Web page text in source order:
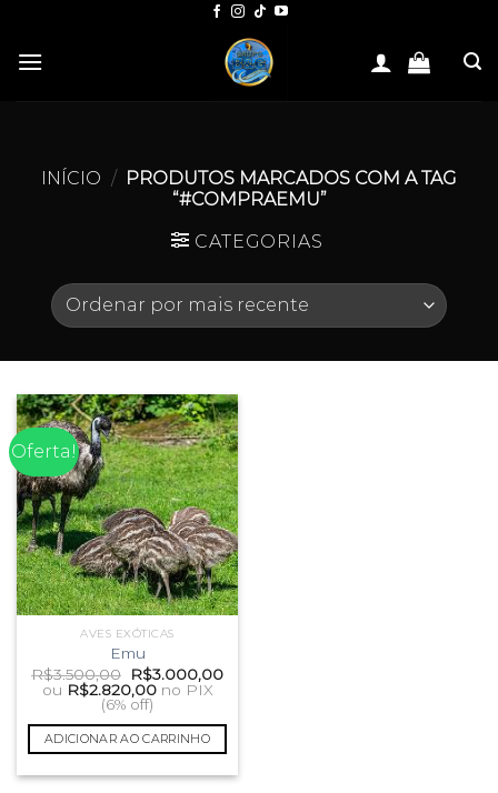
content
INÍCIO / PRODUTOS MARCADOS COM A TAG
“#COMPRAEMU”
CATEGORIAS
Oferta!
AVES EXÓTICAS
Emu
R$3.500,00
O
preço
original
era:
R$3.500,00.
R$3.000,00O
R$3.000,00.
ou R$2.820,00 no PIX
(6% off)
ADICIONAR AO CARRINHO